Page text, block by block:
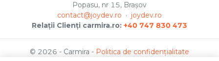
Popasu, nr 15, Brașov
contact@joydev.ro · joydev.ro
Relații Clienți carmira.ro: +40 747 830 473
© 2026 - Carmira - Politica de confidențialitate